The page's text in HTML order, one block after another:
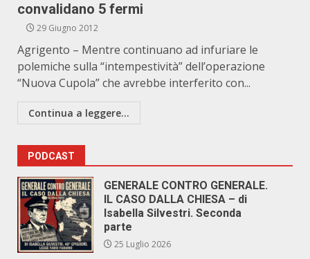
convalidano 5 fermi
29 Giugno 2012
Agrigento – Mentre continuano ad infuriare le
polemiche sulla “intempestività” dell’operazione
“Nuova Cupola” che avrebbe interferito con...
Continua a leggere...
PODCAST
GENERALE CONTRO GENERALE.
IL CASO DALLA CHIESA – di
Isabella Silvestri. Seconda
parte
25 Luglio 2026